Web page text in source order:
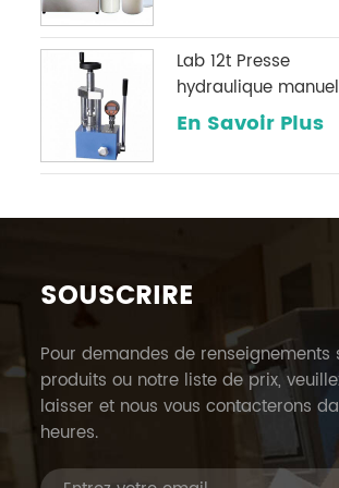
Lab 12t Presse
hydraulique
avec une jauge de
optionnelle
dans les
En Savoir Plus
SOUSCRIRE
Pour demandes de renseignements
produits ou notre liste de prix,
laisser et nous vous contacterons
heures.